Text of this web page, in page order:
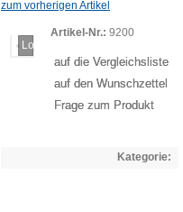
zum vorherigen Artikel
Loading...
Artikel-Nr.: 9200
auf die Vergleichsliste
auf den Wunschzettel
Frage zum Produkt
Kategorie: